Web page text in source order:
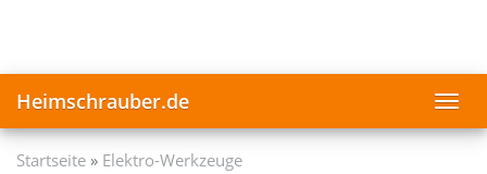
Heimschrauber.de
Startseite Elektro-Werkzeuge